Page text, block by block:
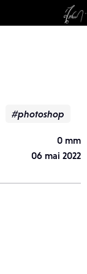
#photoshop
0 mm
06 mai 2022